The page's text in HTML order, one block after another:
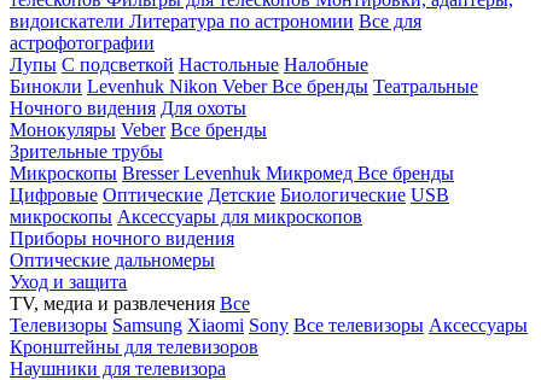
видоискатели Литература по астрономии Все для
астрофотографии
Лупы С подсветкой Настольные Налобные
Бинокли Levenhuk Nikon VeberВсе бренды Театральные
Ночного видения Для охоты
Монокуляры Veber Все бренды
Зрительные трубы
Микроскопы BresserLevenhuk Микромед Все бренды
Цифровые Оптические Детские Биологические USB
микроскопы Аксессуары для микроскопов
Приборы ночного видения
Оптические дальномеры
Уход и защита
TV, медиа и развлечения Все
Телевизоры Samsung Xiaomi Sony Все телевизоры Аксессуары
Кронштейны для телевизоров
Наушники для телевизора